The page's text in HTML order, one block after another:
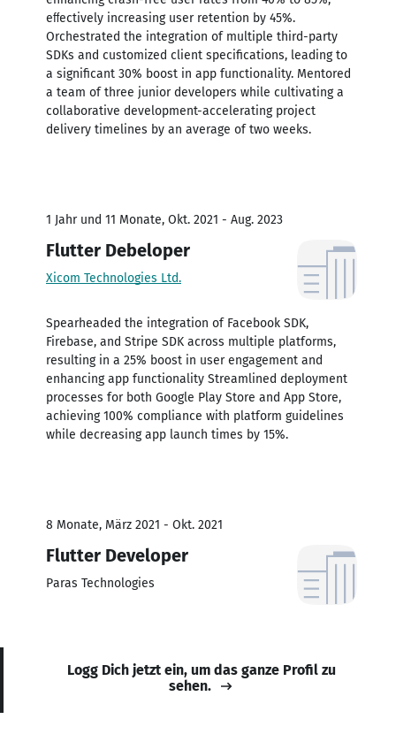
eﬀectively increasing user retention by 45%.
Orchestrated the integration of multiple third-party
SDKs and customized client specifications, leading to
a significant 30% boost in app functionality. Mentored
a team of three junior developers while cultivating a
collaborative development-accelerating project
delivery timelines by an average of two weeks.
1 Jahr und 11 Monate, Okt. 2021 - Aug. 2023
Flutter Debeloper
Xicom Technologies Ltd.
Spearheaded the integration of Facebook SDK,
Firebase, and Stripe SDK across multiple platforms,
resulting in a 25% boost in user engagement and
enhancing app functionality Streamlined deployment
processes for both Google Play Store and App Store,
achieving 100% compliance with platform guidelines
while decreasing app launch times by 15%.
8 Monate, März 2021 - Okt. 2021
Flutter Developer
Paras Technologies
Logg Dich jetzt ein, um das ganze Profil zu
sehen.